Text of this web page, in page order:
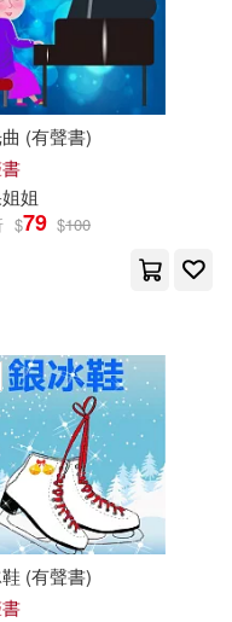
(有聲書)
姐姐
$79 $100
(有聲書)